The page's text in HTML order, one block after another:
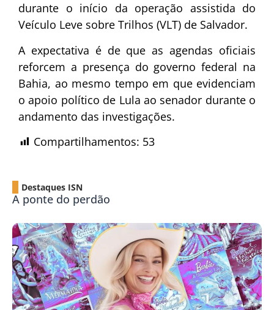
durante o início da operação assistida do
Veículo Leve sobre Trilhos (VLT) de Salvador.
A expectativa é de que as agendas oficiais
reforcem a presença do governo federal na
Bahia, ao mesmo tempo em que evidenciam
o apoio político de Lula ao senador durante o
andamento das investigações.
Compartilhamentos: 53
Destaques ISN
A ponte do perdão